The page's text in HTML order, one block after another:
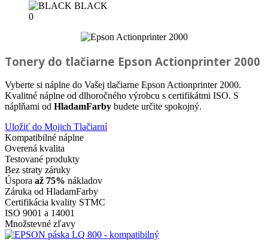
BLACK
0
Tonery do tlačiarne Epson Actionprinter 2000
Vyberte si náplne do Vašej tlačiarne Epson Actionprinter 2000.
Kvalitné náplne od dlhoročného výrobcu s certifikátmi ISO. S
náplňami od HladamFarby budete určite spokojný.
Uložiť do Mojich Tlačiarní
Kompatibilné náplne
Overená kvalita
Testované produkty
Bez straty záruky
Úspora až 75% nákladov
Záruka od HladamFarby
Certifikácia kvality STMC
ISO 9001 a 14001
Množstevné zľavy